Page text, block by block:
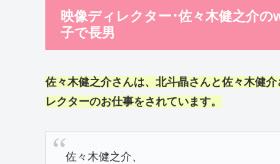
映像ディレクター･佐々木健之介
子で長男
佐々木健之介さんは、 北斗晶さんと佐々木健介
レクターのお仕事をされています。
佐々木健之介、